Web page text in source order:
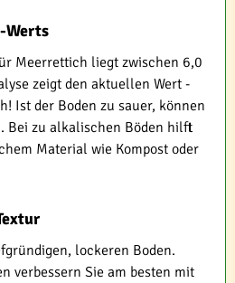
Werts
Meerrettich liegt zwischen 6,0
zeigt den aktuellen Wert -
Ist der Boden zu sauer, können
Bei zu alkalischen Böden hilft
Material wie Kompost oder
lockeren Boden.
verbessern Sie am besten mit